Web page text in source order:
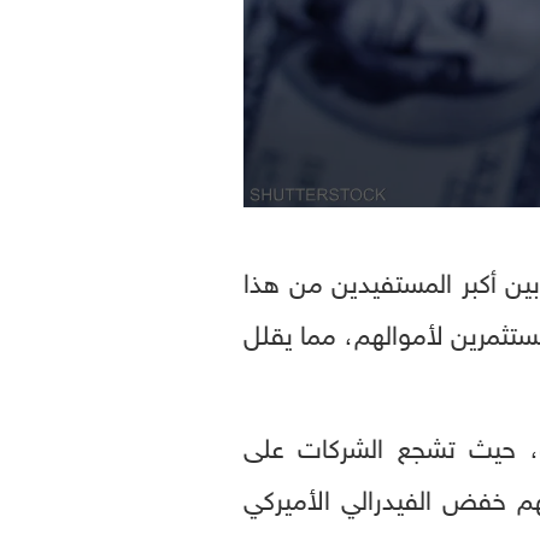
أكبر المستفيدين من هذا
لأموالهم، مما يقلل
حيث تشجع الشركات على
الفيدرالي الأميركي